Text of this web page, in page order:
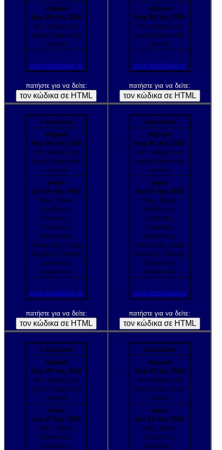
σήμερα
Κυρ 09 Αυγ 2026
δεν υπάρχει μια
γιορτή πάρα πολύ
γνωστή
www.eortologio.gr
πατήστε για να δείτε:
σήμερα
Κυρ 09 Αυγ 2026
δεν υπάρχει μια
γιορτή πάρα πολύ
γνωστή
www.eortologio.gr
πατήστε για να δείτε:
Γιορτάζουν
σήμερα
Κυρ 09 Αυγ 2026
δεν υπάρχει μια
γιορτή πάρα πολύ
γνωστή
αύριο
Δευ 10 Αυγ 2026
Ηρώ, Ηρων,
Ιππόλυτος,
Ιππολύτη,
Ιππολύτα,
Λαυρέντιος,
Λαυρέντης, Λώρα,
Λωραίνη, Λάουρα,
Λαυρεντία,
Λαυρεντίνα
www.eortologio.gr
πατήστε για να δείτε:
Γιορτάζουν
σήμερα
Κυρ 09 Αυγ 2026
δεν υπάρχει μια
γιορτή πάρα πολύ
γνωστή
αύριο
Δευ 10 Αυγ 2026
Ηρώ, Ηρων,
Ιππόλυτος,
Ιππολύτη,
Ιππολύτα,
Λαυρέντιος,
Λαυρέντης, Λώρα,
Λωραίνη, Λάουρα,
Λαυρεντία,
Λαυρεντίνα
www.eortologio.gr
πατήστε για να δείτε:
Γιορτάζουν
σήμερα
Κυρ 09 Αυγ 2026
δεν υπάρχει μια
γιορτή πάρα πολύ
γνωστή
αύριο
Δευ 10 Αυγ 2026
Ηρώ, Ηρων,
Ιππόλυτος,
Ιππολύτη,
Γιορτάζουν
σήμερα
Κυρ 09 Αυγ 2026
δεν υπάρχει μια
γιορτή πάρα πολύ
γνωστή
αύριο
Δευ 10 Αυγ 2026
Ηρώ, Ηρων,
Ιππόλυτος,
Ιππολύτη,